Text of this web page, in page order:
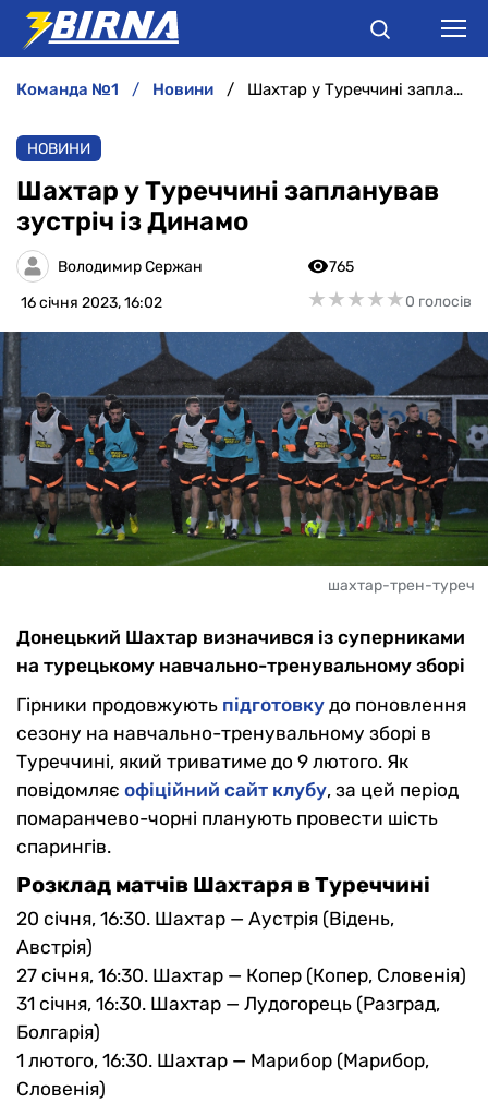
АНАЛІТИКА
ІНТЕРВ'Ю
РІЗНЕ
БУКМЕКЕРИ
команда №1 новини Шахтар у Туреччині запланував зустріч із Динамо
НОВИНИ
Шахтар у Туреччині запланував
зустріч із Динамо
Володимир Сержан
16 січня 2023, 16:02
765
★★★★★
★★★★★0 голосів
шахтар-трен-туреч
Донецький Шахтар визначився із суперниками
на турецькому навчально-тренувальному зборі
Гірники продовжують підготовку до поновлення
сезону на навчально-тренувальному зборі в
Туреччині, який триватиме до 9 лютого. Як
повідомляє офіційний сайт клубу, за цей період
помаранчево-чорні планують провести шість
спарингів.
Розклад матчів Шахтаря в Туреччині
20 січня, 16:30. Шахтар — Аустрія (Відень,
Австрія)
27 січня, 16:30. Шахтар — Копер (Копер, Словенія)
31 січня, 16:30. Шахтар — Лудогорець (Разград,
Болгарія)
1 лютого, 16:30. Шахтар — Марибор (Марибор,
Словенія)